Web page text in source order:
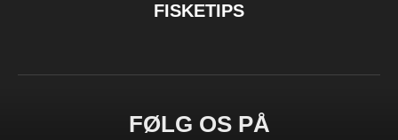
FISKETIPS
FØLG OS PÅ